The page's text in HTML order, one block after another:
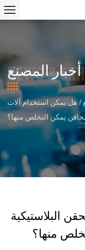
أخبار المصنع
/هل يمكن استخدام آلات
محاقن يمكن التخلص منها؟
البلاستيكية
منها؟